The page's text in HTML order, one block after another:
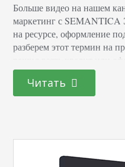
Больше видео на нашем
маркетинг с SEMANTICA
на ресурсе, оформление
разберем этот термин на
решил взять кредит или
осуществлении данной
своей базе данных и
истории заемщика. В том
Читать